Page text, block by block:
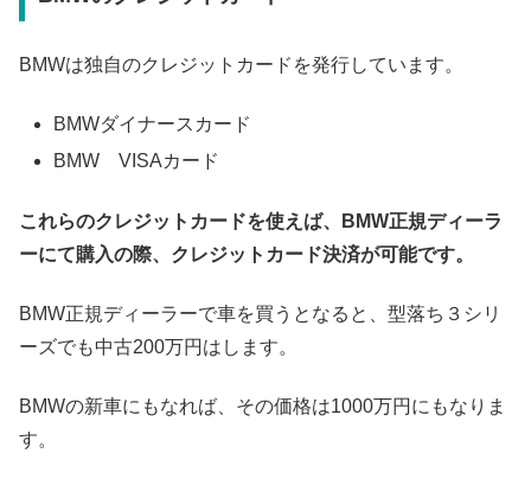
BMWは独自のクレジットカードを発行しています。
BMWダイナースカード
BMW VISAカード
これらのクレジットカードを使えば、BMW正規ディーラ
ーにて購入の際、クレジットカード決済が可能です。
BMW正規ディーラーで車を買うとなると、型落ち３シリ
ーズでも中古200万円はします。
BMWの新車にもなれば、その価格は1000万円にもなりま
す。